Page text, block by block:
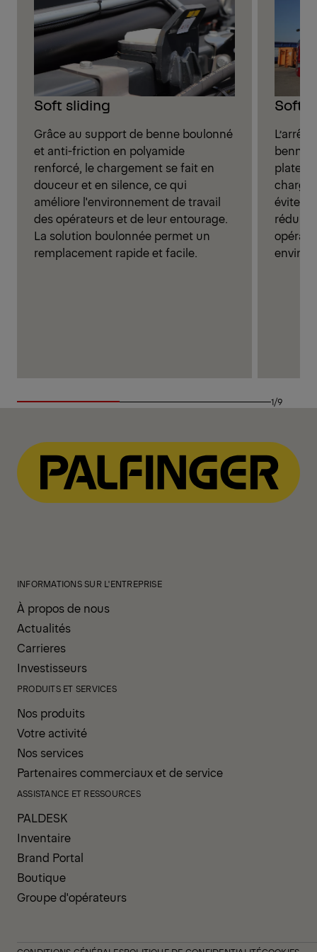
Soft sliding
Grâce au support de benne boulonné
et anti-friction en polyamide
renforcé, le chargement se fait en
douceur et en silence, ce qui
améliore l'environnement de travail
des opérateurs et de leur entourage.
La solution boulonnée permet un
remplacement rapide et facile.
Soft
L’arrêt
benne
évite
réduire
1/9
INFORMATIONS SUR L'ENTREPRISE
À propos de nous
Actualités
Carrieres
Investisseurs
PRODUITS ET SERVICES
Nos produits
Votre activité
Nos services
Partenaires commerciaux et de service
ASSISTANCE ET RESSOURCES
PALDESK
Inventaire
Brand Portal
Boutique
Groupe d'opérateurs